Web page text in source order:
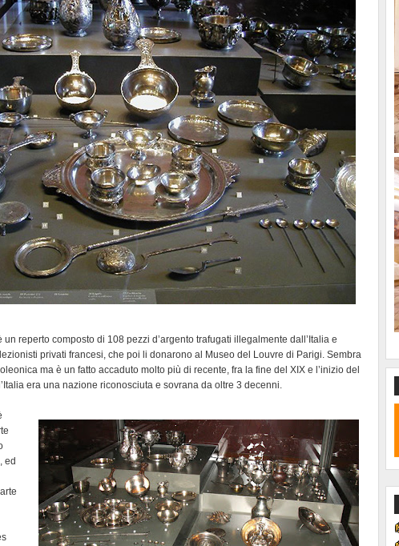
un reperto composto di 108 pezzi d’argento trafugati illegalmente dall’Italia e
privati francesi, che poi li donarono al Museo del Louvre di Parigi. Sembra
ma è un fatto accaduto molto più di recente, fra la fine del XIX e l’inizio del
era una nazione riconosciuta e sovrana da oltre 3 decenni.
ed